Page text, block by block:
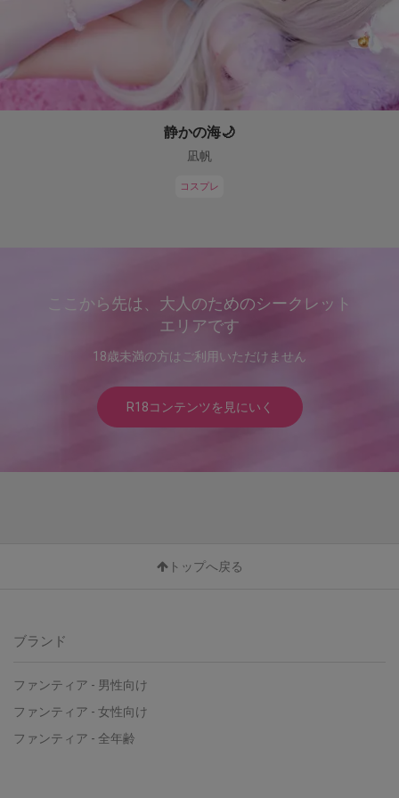
静かの海🌙
凪帆
コスプレ
ここから先は、大人のためのシークレット
エリアです
18歳未満の方はご利用いただけません
R18コンテンツを見にいく
トップへ戻る
ブランド
ファンティア - 男性向け
ファンティア - 女性向け
ファンティア - 全年齢